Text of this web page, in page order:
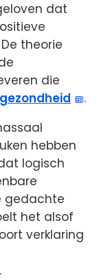
dat
theorie
die
.
hebben
logisch
gedachte
het alsof
verklaring